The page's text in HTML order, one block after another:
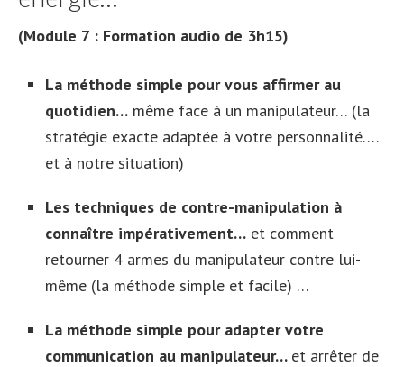
(Module 7 : Formation audio de 3h15)
La méthode simple pour vous affirmer au
quotidien… même face à un manipulateur… (la
stratégie exacte adaptée à votre personnalité….
et à notre situation)
Les techniques de contre-manipulation à
connaître impérativement… et comment
retourner 4 armes du manipulateur contre lui-
même (la méthode simple et facile) …
La méthode simple pour adapter votre
communication au manipulateur… et arrêter de